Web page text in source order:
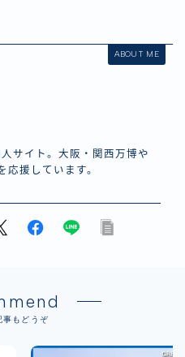
ABOUT ME
サイト。大阪・関西万博や
援しています。
事もどうぞ